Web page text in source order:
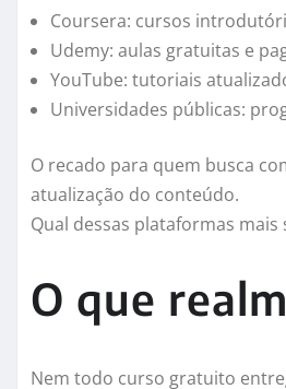
Coursera: cursos
Udemy: aulas gratuitas e
YouTube: tutoriais
Universidades públicas:
O recado para quem busca
atualização do conteúdo.
Qual dessas plataformas
O que
Nem todo curso gratuito